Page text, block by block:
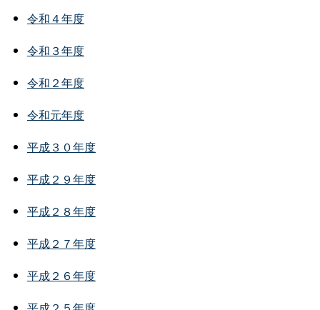
令和４年度
令和３年度
令和２年度
令和元年度
平成３０年度
平成２９年度
平成２８年度
平成２７年度
平成２６年度